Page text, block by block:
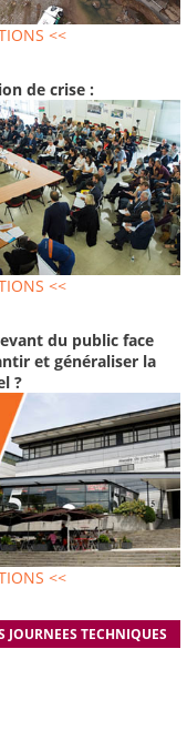
<<
de crise :
<<
du public face
et généraliser la
?
<<
JOURNEES TECHNIQUES